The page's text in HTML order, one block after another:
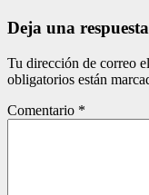
Deja una respuesta
Tu dirección de correo
obligatorios están
Comentario *